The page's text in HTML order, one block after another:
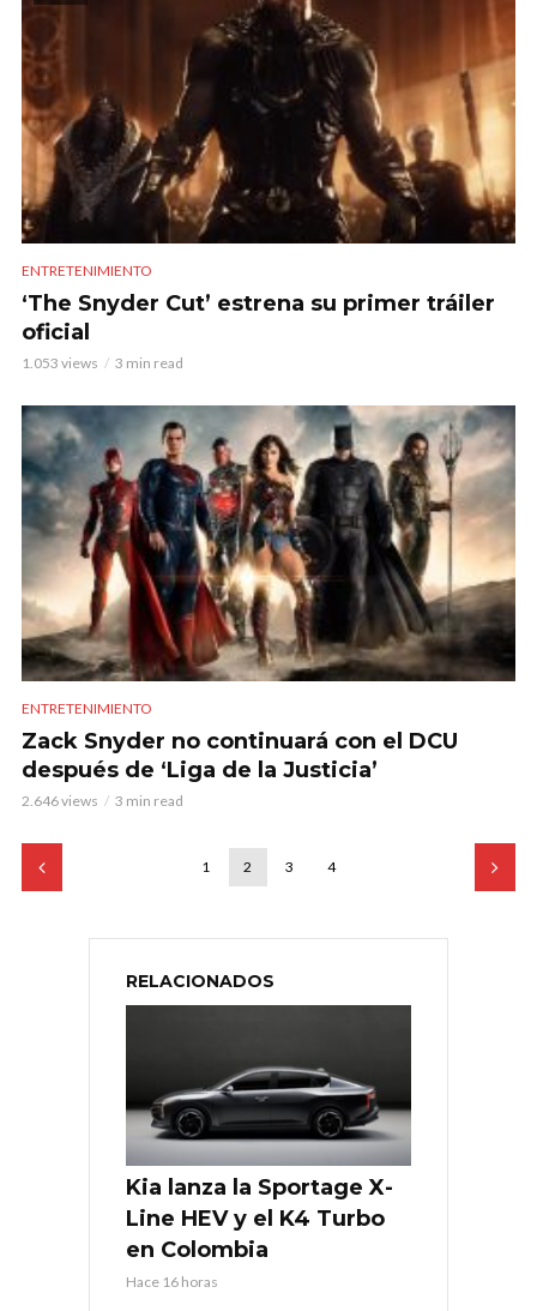
ENTRETENIMIENTO
‘The Snyder Cut’ estrena su primer tráiler
oficial
1.053 views 3 min read
ENTRETENIMIENTO
Zack Snyder no continuará con el DCU
después de ‘Liga de la Justicia’
2.646 views 3 min read
1 2 3 4
RELACIONADOS
Kia lanza la Sportage X-
Line HEV y el K4 Turbo
en Colombia
Hace 16 horas